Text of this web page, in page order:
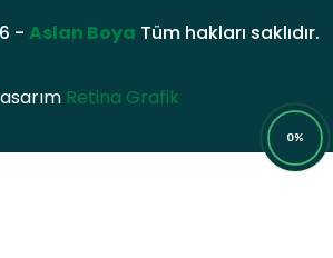
- Aslan Boya Tüm hakları saklıdır.
Retina Grafik
0%